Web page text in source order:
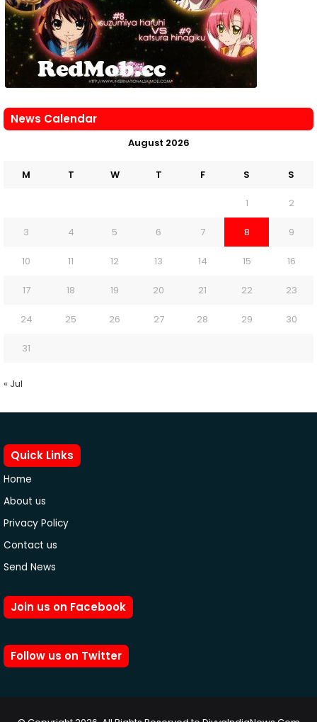
News Calendar
August 2026
M T W T F S S
1 2
3 4 5 6 7 8 9
10 11 12 13 14 15 16
17 18 19 20 21 22 23
24 25 26 27 28 29 30
31
« Jul
Quick Links
Home
About us
Privacy Policy
Contact us
Send News
Join us on Facebook
Follow us on Twitter